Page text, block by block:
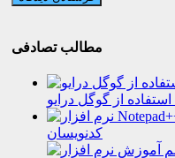
مطالب تصادفی
استفاده از گوگل درایو
کدنویسان